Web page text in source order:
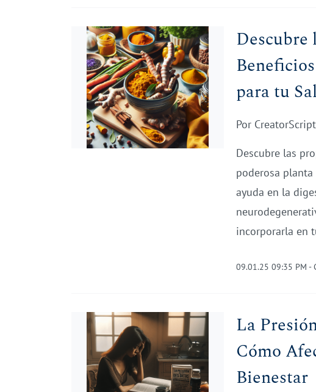
Descubre
para tu
Por
Descubre las
poderosa
ayuda en la
incorporarla en
09.01.25 09:35 PM-
La
Cómo
Bienestar